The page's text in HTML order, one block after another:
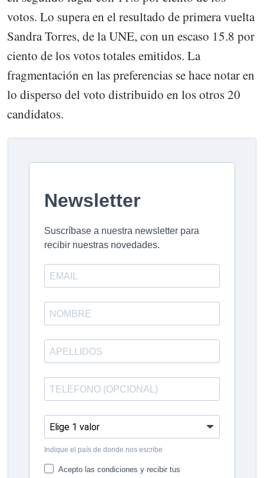
votos. Lo supera en el resultado de primera vuelta
Sandra Torres, de la UNE, con un escaso 15.8 por
ciento de los votos totales emitidos. La
fragmentación en las preferencias se hace notar en
lo disperso del voto distribuido en los otros 20
candidatos.